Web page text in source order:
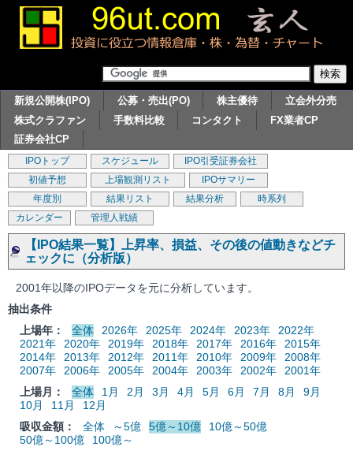
新規公開株(IPO) 公募・売出(PO) 株主優待
立会外分売
株式クラファン
手数料比較 コンタクト
FX業者CP
証券会社CP
IPOトップ スケジュール
IPO引受証券会社
初値予想
上場観測リスト
IPOサマリー
年度別
結果リスト 結果分析
時系列
カレンダー
管理人戦績
【IPO結果一覧】上昇率、損益、その後の値動きなどチ
ェックに（分析版）
2001年以降のIPOデータを元に分析しています。
抽出条件
上場年：
全体 2026年 2025年 2024年 2023年
2022年
2021年
2020年 2019年 2018年 2017年 2016年
2015年
2014年
2013年 2012年 2011年 2010年 2009年
2008年
2007年
2006年 2005年 2004年 2003年 2002年
2001年
上場月：
全体 1月 2月 3月 4月 5月 6月 7月 8月
9月
10月
11月
12月
吸収金額：
全体 ～5億 5億～10億
10億～50億
50億～100億
100億～